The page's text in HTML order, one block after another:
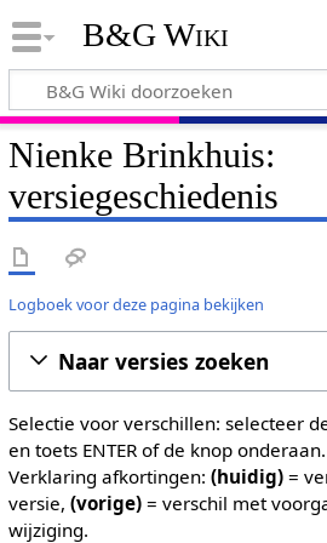
B&G Wiki
Nienke Brinkhuis:
versiegeschiedenis
Logboek voor deze pagina bekijken
Naar versies zoeken
Selectie voor verschillen: selecteer
en toets ENTER of de knop onderaan.
Verklaring afkortingen: (huidig)=
versie, (vorige)= verschil met
wijziging.